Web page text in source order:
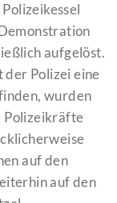
aufgelöst.
der Polizei eine
wurden
Polizeikräfte
auf den
auf den